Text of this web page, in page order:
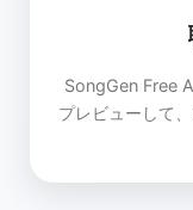
SongGen Free
プレビューして